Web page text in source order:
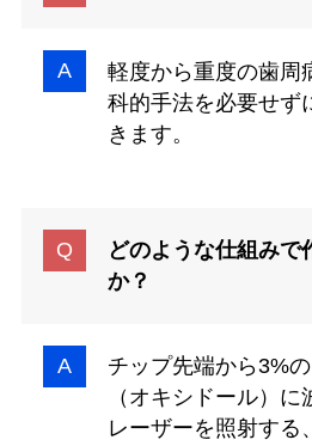
軽度から重度の歯周
科的手法を必要せず
きます。
どのような仕組みで
か？
チップ先端から3%
（オキシドール）
レーザーを照射する